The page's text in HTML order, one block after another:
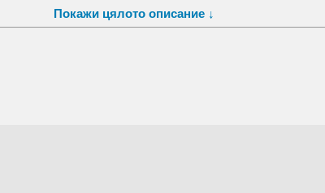
арматура, оборудване за асемблиране на
шлаух, спирачни маркучи.
Покажи цялото описание ↓